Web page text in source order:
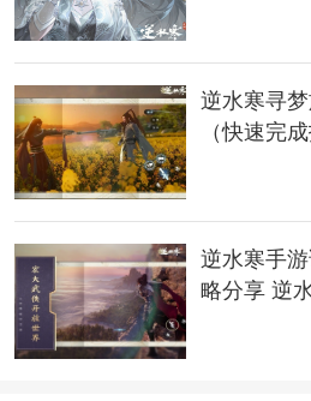
小伙伴们在看完小编的攻略详解
务，获得相应的奖励。
逆水寒寻
（快速完成
逆水寒手
略分享 逆